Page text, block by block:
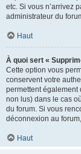
etc. Si vous n’arrivez
administrateur du
Haut
À quoi sert «
Cette option vous
conservent votre
permettent également
non lus) dans le cas
du forum. Si vous
déconnexion au
Haut